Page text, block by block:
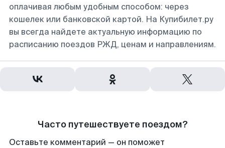
оплачивая любым удобным способом: через
кошелек или банковской картой. На Купибилет.ру
вы всегда найдете актуальную информацию по
расписанию поездов РЖД, ценам и направлениям.
Часто путешествуете поездом?
Оставьте комментарий — он поможет